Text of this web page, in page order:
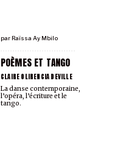
parRaïssa Ay Mbilo
POÈMES ET TANGO
CLAIRE OLIRENCIA DEVILLE
La danse contemporaine,
l’opéra, l’écriture et le
tango.